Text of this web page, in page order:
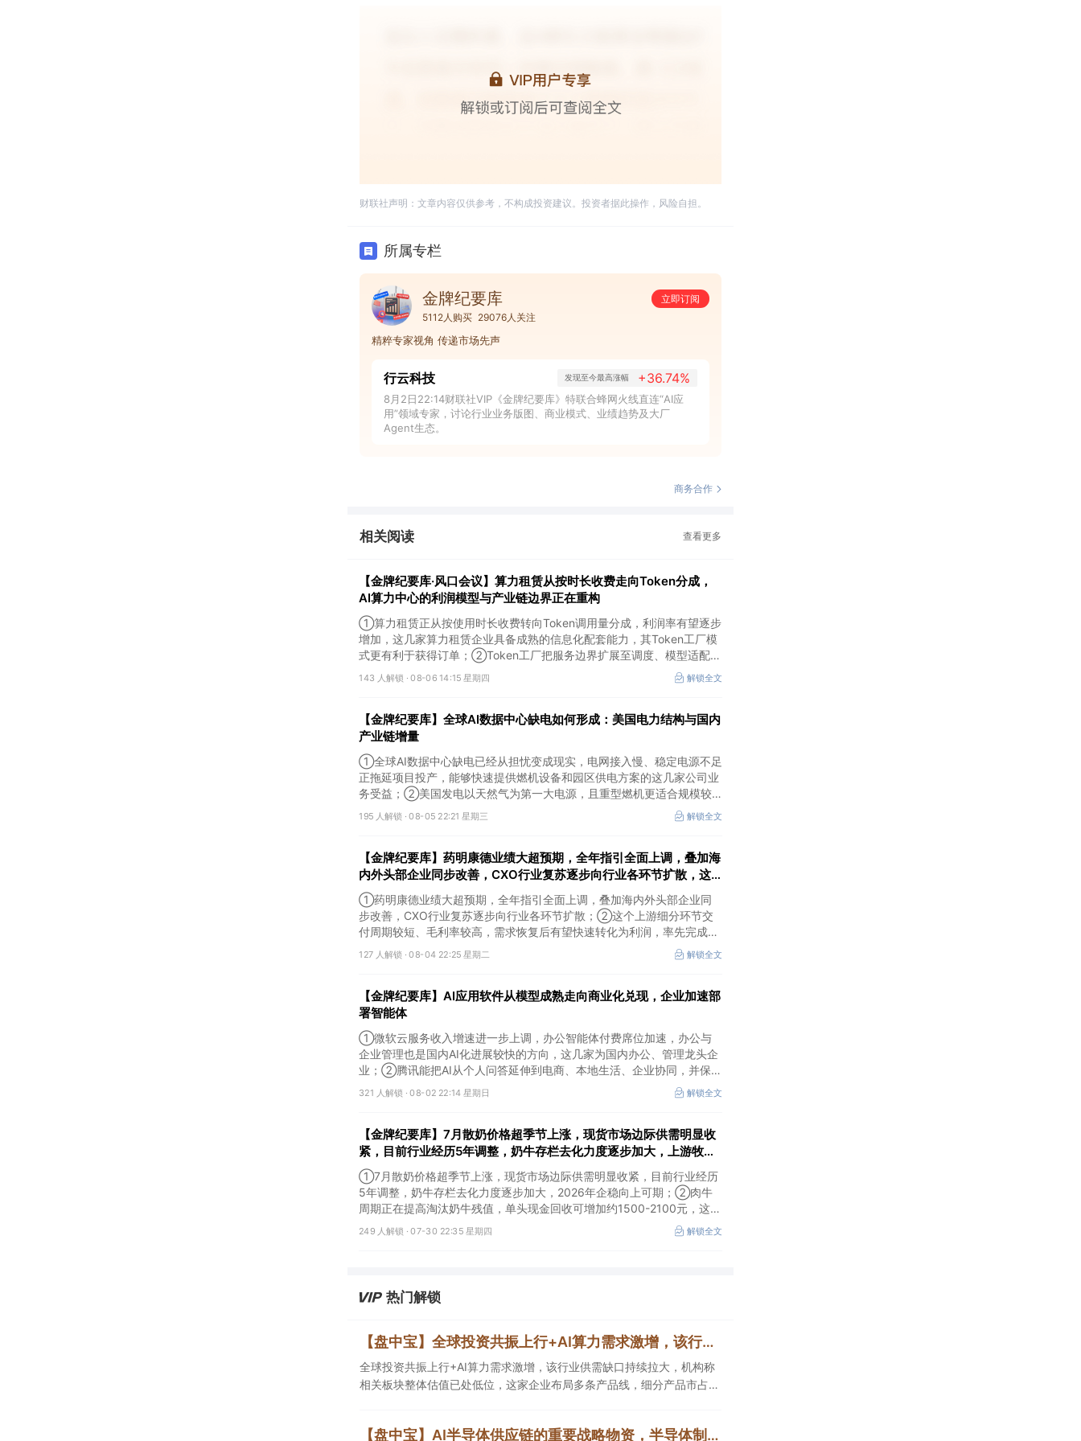
财联社声明：文章内容仅供参考，不构成投资建议。投资者据此操作，风险自担。
所属专栏
金牌纪要库
立即订阅
5112人购买 29076人关注
精粹专家视角 传递市场先声
行云科技 发现至今最高涨幅 +36.74%
8月2日22:14财联社VIP《金牌纪要库》特联合蜂网火线直连“AI应
用”领域专家，讨论行业业务版图、商业模式、业绩趋势及大厂
Agent生态。
商务合作
相关阅读 查看更多
【金牌纪要库·风口会议】算力租赁从按时长收费走向Token分成，
AI算力中心的利润模型与产业链边界正在重构
①算力租赁正从按使用时长收费转向Token调用量分成，利润率有望逐步
增加，这几家算力租赁企业具备成熟的信息化配套能力，其Token工厂模
式更有利于获得订单；②Token工厂把服务边界扩展至调度、模型适配、
计费和安全，这类具备网络安全配套和底层模型适配业务的企业也会受益
Token工厂建设；③高端训练卡仍受供给约束，AI应用持续推高推理需求
143 人解锁 ·08-06 14:15 星期四 解锁全文
【金牌纪要库】全球AI数据中心缺电如何形成：美国电力结构与国内
产业链增量
①全球AI数据中心缺电已经从担忧变成现实，电网接入慢、稳定电源不足
正拖延项目投产，能够快速提供燃机设备和园区供电方案的这几家公司业
务受益；②美国发电以天然气为第一大电源，且重型燃机更适合规模较
大、持续运行的数据中心园区，透平叶片为上游主要卡产能环节，这家国
内公司已与国外燃机巨头签署多年供货协议；③国家电网“十五五”投资规
几家企业为国内特高压设备头部企业。
195 人解锁 ·08-05 22:21 星期三 解锁全文
【金牌纪要库】药明康德业绩大超预期，全年指引全面上调，叠加海
内外头部企业同步改善，CXO行业复苏逐步向行业各环节扩散，这
个上游细分环节交付周期较短、毛利率较高，需求恢复后有望快速转
化为利润
①药明康德业绩大超预期，全年指引全面上调，叠加海内外头部企业同
步改善，CXO行业复苏逐步向行业各环节扩散；②这个上游细分环节交
付周期较短、毛利率较高，需求恢复后有望快速转化为利润，率先完成客
户认证并具备规模化生产能力的企业竞争优势更明显；③相较2019—
2021年周期，本轮更多来自存量管线向中后期推进、境外BD交易活跃、
强。
127 人解锁 ·08-04 22:25 星期二 解锁全文
【金牌纪要库】AI应用软件从模型成熟走向商业化兑现，企业加速部
署智能体
①微软云服务收入增速进一步上调，办公智能体付费席位加速，办公与
企业管理也是国内AI化进展较快的方向，这几家为国内办公、管理龙头企
业；②腾讯能把AI从个人问答延伸到电商、本地生活、企业协同，并保留
较强的开放生态特征，在AI智能体时代具有强竞争力，这几家企业与腾讯
业务联系紧密；③AI应用扩张会显著增加推理算力需求，第三方算力的订
群调度、模型适配和运维能力的第三方算力租赁企业更加受益。
321 人解锁 ·08-02 22:14 星期日 解锁全文
【金牌纪要库】7月散奶价格超季节上涨，现货市场边际供需明显收
紧，目前行业经历5年调整，奶牛存栏去化力度逐步加大，上游牧业
企业或最先反映价格变化
①7月散奶价格超季节上涨，现货市场边际供需明显收紧，目前行业经历
5年调整，奶牛存栏去化力度逐步加大，2026年企稳向上可期；②肉牛
周期正在提高淘汰奶牛残值，单头现金回收可增加约1500-2100元，这足
以改变低产牛“继续产奶还是立即淘汰”的决策，有望进一步加速奶牛去化
力度；③原奶温和回升将改善行业竞争环境，上游牧业企业或最先反映
249 人解锁 ·07-30 22:35 星期四 解锁全文
热门解锁
【盘中宝】全球投资共振上行+AI算力需求激增，该行业供需缺口持续拉大，机构称相关板块整体估值已处低位，这家企业细分产品市占率第一
全球投资共振上行+AI算力需求激增，该行业供需缺口持续拉大，机构称
相关板块整体估值已处低位，这家企业布局多条产品线，细分产品市占率
【盘中宝】AI半导体供应链的重要战略物资，半导体制造升级为行业需求提供较好支撑，这家公司相关产品已导入头部半导体企业